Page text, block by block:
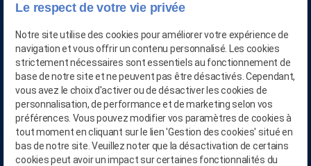
CONTACTEZ-NOUS AU
03.28.04.05.90
Le respect de votre vie privée
Notre site utilise des cookies pour améliorer votre expérience de
navigation et vous offrir un contenu personnalisé. Les cookies
strictement nécessaires sont essentiels au fonctionnement de
base de notre site et ne peuvent pas être désactivés. Cependant,
vous avez le choix d'activer ou de désactiver les cookies de
personnalisation, de performance et de marketing selon vos
préférences. Vous pouvez modifier vos paramètres de cookies à
tout moment en cliquant sur le lien 'Gestion des cookies' situé en
bas de notre site. Veuillez noter que la désactivation de certains
cookies peut avoir un impact sur certaines fonctionnalités du